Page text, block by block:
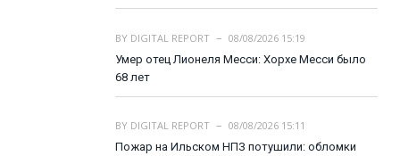
BY DIGITAL REPORT
08/08/2026 15:19
Умер отец Лионеля Месси: Хорхе Месси было
68 лет
BY DIGITAL REPORT
08/08/2026 15:11
Пожар на Ильском НПЗ потушили: обломки